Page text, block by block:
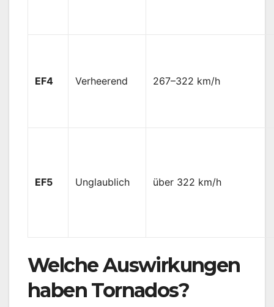
EF4 Verheerend 267–322 km/h
EF5 Unglaublich über 322 km/h
Welche Auswirkungen
haben Tornados?